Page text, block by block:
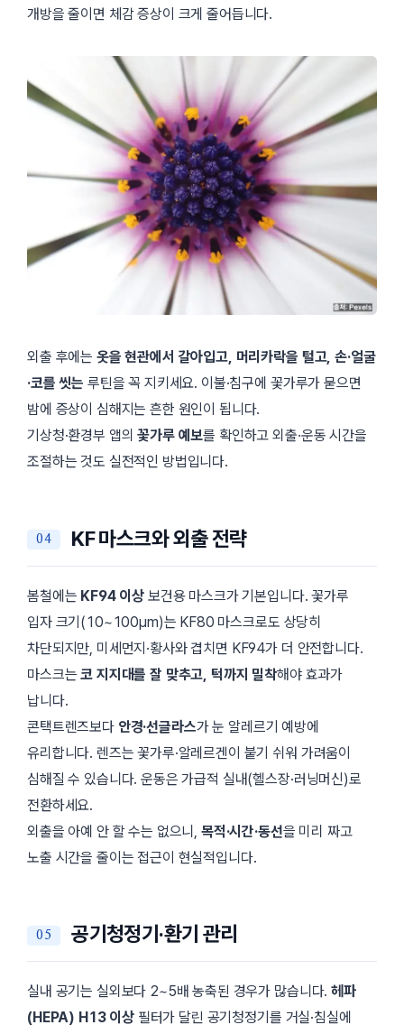
개방을 줄이면 체감 증상이 크게 줄어듭니다.
외출 후에는 옷을 현관에서 갈아입고, 머리카락을 털고, 손·얼굴
·코를 씻는 루틴을 꼭 지키세요. 이불·침구에 꽃가루가 묻으면
밤에 증상이 심해지는 흔한 원인이 됩니다.
기상청·환경부 앱의꽃가루 예보를 확인하고 외출·운동 시간을
조절하는 것도 실전적인 방법입니다.
KF 마스크와 외출 전략
봄철에는 KF94 이상 보건용 마스크가 기본입니다. 꽃가루
입자 크기(10~100μm)는 KF80 마스크로도 상당히
차단되지만, 미세먼지·황사와 겹치면 KF94가 더 안전합니다.
마스크는코 지지대를 잘 맞추고, 턱까지 밀착해야 효과가
납니다.
콘택트렌즈보다 안경·선글라스가 눈 알레르기 예방에
유리합니다. 렌즈는 꽃가루·알레르겐이 붙기 쉬워 가려움이
심해질 수 있습니다. 운동은 가급적 실내(헬스장·러닝머신)로
전환하세요.
외출을 아예 안 할 수는 없으니, 목적·시간·동선을 미리 짜고
노출 시간을 줄이는 접근이 현실적입니다.
공기청정기·환기 관리
실내 공기는 실외보다 2~5배 농축된 경우가 많습니다.헤파
(HEPA) H13 이상필터가 달린 공기청정기를 거실·침실에